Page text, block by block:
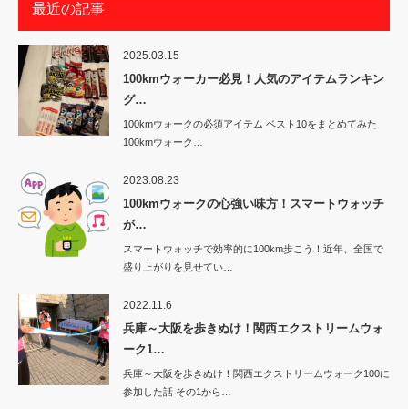
最近の記事
2025.03.15
100kmウォーカー必見！人気のアイテムランキン
グ…
100kmウォークの必須アイテム ベスト10をまとめてみた
100kmウォーク…
2023.08.23
100kmウォークの心強い味方！スマートウォッチ
が…
スマートウォッチで効率的に100km歩こう！近年、全国で
盛り上がりを見せてい…
2022.11.6
兵庫～大阪を歩きぬけ！関西エクストリームウォ
ーク1…
兵庫～大阪を歩きぬけ！関西エクストリームウォーク100に
参加した話 その1から…